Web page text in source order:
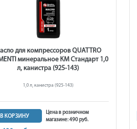
для компрессоров QUATTRO
минеральное КМ Стандарт 1,0
л, канистра (925-143)
1,0 л, канистра (925-143)
В КОРЗИНУ
Цена в розничном
магазине: 490 руб.